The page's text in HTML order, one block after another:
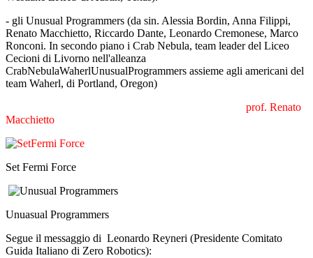
- gli Unusual Programmers (da sin. Alessia Bordin, Anna Filippi,
Renato Macchietto, Riccardo Dante, Leonardo Cremonese, Marco
Ronconi. In secondo piano i Crab Nebula, team leader del Liceo
Cecioni di Livorno nell'alleanza
CrabNebulaWaherlUnusualProgrammers assieme agli americani del
team Waherl, di Portland, Oregon)
prof. Renato
Macchietto
Set Fermi Force
Unuasual Programmers
Segue il messaggio di Leonardo Reyneri (Presidente Comitato
Guida Italiano di Zero Robotics):